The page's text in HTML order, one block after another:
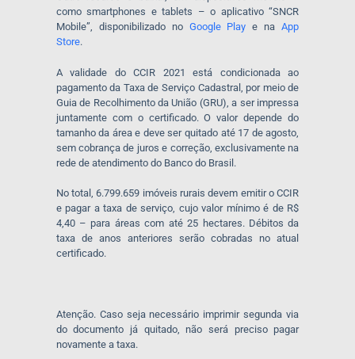
como smartphones e tablets – o aplicativo “SNCR
Mobile”, disponibilizado no Google Play e naApp
Store.
A validade do CCIR 2021 está condicionada ao
pagamento da Taxa de Serviço Cadastral, por meio de
Guia de Recolhimento da União (GRU), a ser impressa
juntamente com o certificado. O valor depende do
tamanho da área e deve ser quitado até 17 de agosto,
sem cobrança de juros e correção, exclusivamente na
rede de atendimento do Banco do Brasil.
No total, 6.799.659 imóveis rurais devem emitir o CCIR
e pagar a taxa de serviço, cujo valor mínimo é de R$
4,40 – para áreas com até 25 hectares. Débitos da
taxa de anos anteriores serão cobradas no atual
certificado.
Atenção. Caso seja necessário imprimir segunda via
do documento já quitado, não será preciso pagar
novamente a taxa.